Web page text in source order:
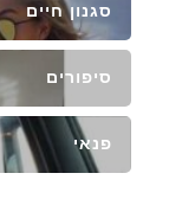
סגנון חיים
סיפורים
פנאי